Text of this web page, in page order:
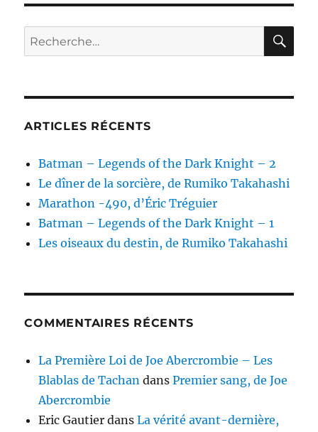
Recherche
pour :
ARTICLES RÉCENTS
Batman – Legends of the Dark Knight – 2
Le dîner de la sorcière, de Rumiko Takahashi
Marathon -490, d’Éric Tréguier
Batman – Legends of the Dark Knight – 1
Les oiseaux du destin, de Rumiko Takahashi
COMMENTAIRES RÉCENTS
La Première Loi de Joe Abercrombie – Les
Blablas de Tachan dansPremier sang, de Joe
Abercrombie
Eric Gautier dansLa vérité avant-dernière,